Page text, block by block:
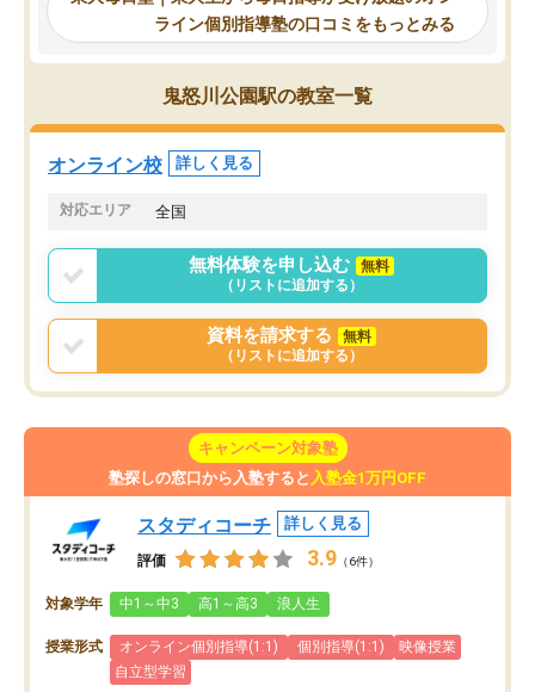
の長期計画や日々の勉強のやり方につ
いて客観的なアドバイスをいただけた
ので、自信をもって受験勉強を進める
ことができました。自分のように勉強
のやり方や進捗管理で苦労している方
には特におすすめしたい塾です。
ライン個別指導塾の口コミをもっとみる
鬼怒川公園駅の教室一覧
オンライン校 詳しく見る
対応エリア 全国
無料体験を申し込む
無料
（リストに追加する）
資料を請求する
無料
（リストに追加する）
キャンペーン対象塾
塾探しの窓口から入塾すると 入塾金1万円OFF
スタディコーチ 詳しく見る
評価 3.9 （6件）
対象学年 中1～中3 高1～高3 浪人生
授業形式 オンライン個別指導(1:1) 個別指導(1:1)
映像授業
自立型学習